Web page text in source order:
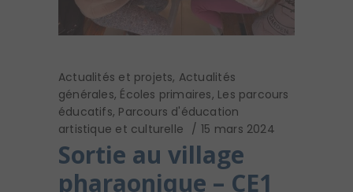
Actualités et projets, Actualités
générales, Écoles primaires, Les parcours
éducatifs, Parcours d'éducation
artistique et culturelle
15 mars 2024
Sortie au village
pharaonique – CE1